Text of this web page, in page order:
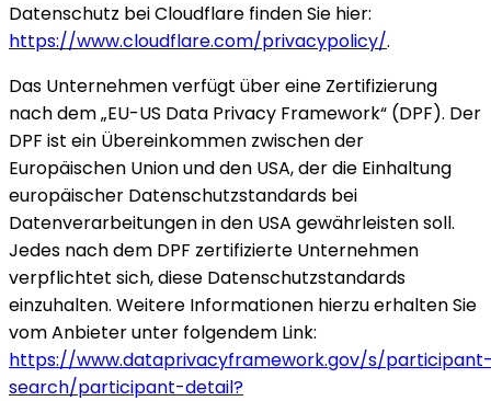
Datenschutz bei Cloudflare finden Sie hier:
https://www.cloudflare.com/privacypolicy/.
Das Unternehmen verfügt über eine Zertifizierung
nach dem „EU-US Data Privacy Framework“ (DPF). Der
DPF ist ein Übereinkommen zwischen der
Europäischen Union und den USA, der die Einhaltung
europäischer Datenschutzstandards bei
Datenverarbeitungen in den USA gewährleisten soll.
Jedes nach dem DPF zertifizierte Unternehmen
verpflichtet sich, diese Datenschutzstandards
einzuhalten. Weitere Informationen hierzu erhalten Sie
vom Anbieter unter folgendem Link:
https://www.dataprivacyframework.gov/s/
search/participant-detail?